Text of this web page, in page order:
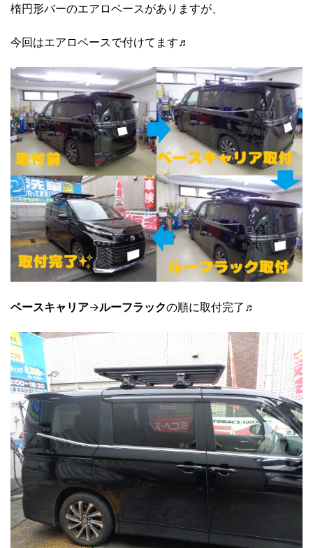
楕円形バーのエアロベースがありますが、
今回はエアロベースで付けてます♬
ベースキャリア→ルーフラックの順に取付完了♬